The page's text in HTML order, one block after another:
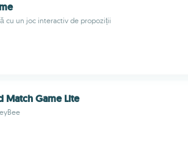
cu un joc interactiv de propoziții
Match Game Lite